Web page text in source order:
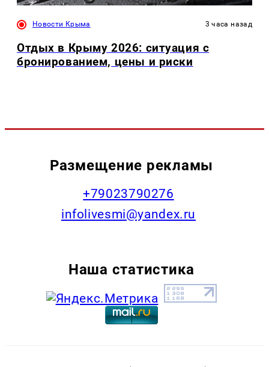
Новости Крыма 3 часа назад
Отдых в Крыму 2026: ситуация с
бронированием, цены и риски
Размещение рекламы
+79023790276
infolivesmi@yandex.ru
Наша статистика